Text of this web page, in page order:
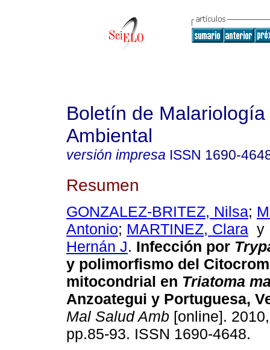
Boletín de
Ambiental
versión impresa ISSN 1690-
Resumen
GONZALEZ-BRITEZ, Nilsa;
Antonio; MARTINEZ, Clara
Hernán J. Infección por
y polimorfismo del
mitocondrial en Triatoma
Anzoategui y Portuguesa,
Mal Salud Amb [online].
pp.85-93. ISSN 1690-4648.